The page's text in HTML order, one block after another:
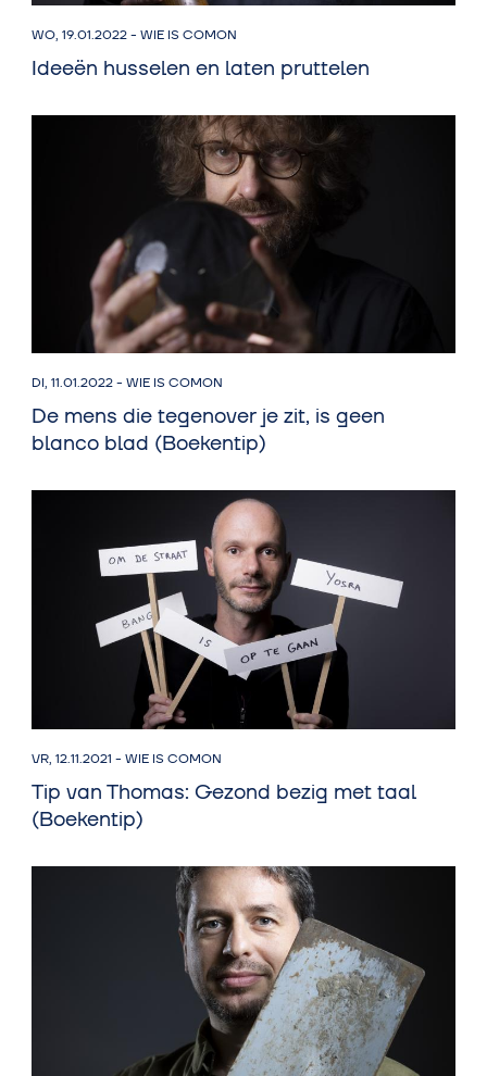
WO, 19.01.2022-WIE IS COMON
Ideeën husselen en laten pruttelen
DI, 11.01.2022-WIE IS COMON
De mens die tegenover je zit, is geen
blanco blad (Boekentip)
VR, 12.11.2021 -WIE IS COMON
Tip van Thomas: Gezond bezig met taal
(Boekentip)